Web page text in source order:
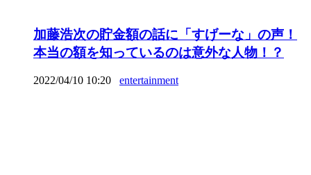
加藤浩次の貯金額の話に「すげーな」の声！
本当の額を知っているのは意外な人物！？
2022/04/10 10:20 entertainment